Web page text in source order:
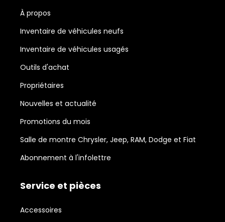
À propos
Inventaire de véhicules neufs
Inventaire de véhicules usagés
Outils d'achat
Propriétaires
Nouvelles et actualité
Promotions du mois
Salle de montre Chrysler, Jeep, RAM, Dodge et Fiat
Abonnement à l'infolettre
Service et pièces
Accessoires